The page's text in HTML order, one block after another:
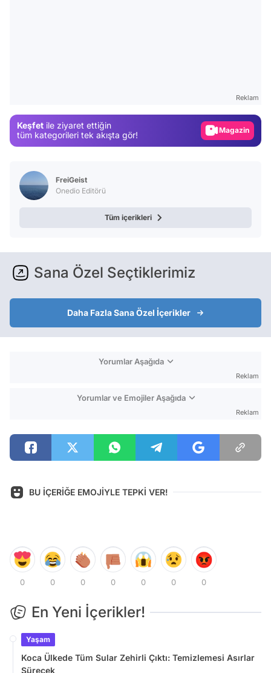
Reklam
Keşfet ile ziyaret ettiğin
tüm kategorileri tek akışta gör!
Magazin
FreiGeist
Onedio Editörü
Tüm içerikleri
Sana Özel Seçtiklerimiz
Daha Fazla Sana Özel İçerikler
Yorumlar Aşağıda
Reklam
Yorumlar ve Emojiler Aşağıda
Reklam
BU İÇERİĞE EMOJİYLE TEPKİ VER!
0 0 0 0 0 0 0
En Yeni İçerikler!
Yaşam
Koca Ülkede Tüm Sular Zehirli Çıktı: Temizlemesi Asırlar
Sürecek